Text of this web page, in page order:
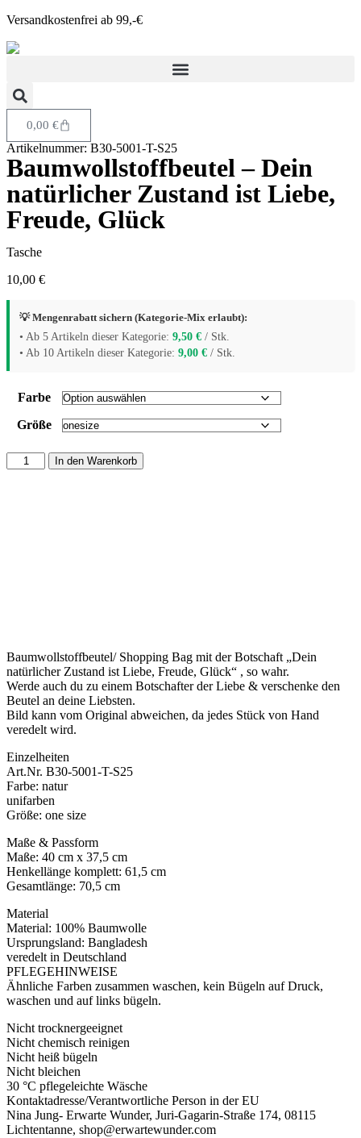
Versandkostenfrei ab 99,-€
0,00 €
Artikelnummer: B30-5001-T-S25
Baumwollstoffbeutel – Dein
natürlicher Zustand ist Liebe,
Freude, Glück
Tasche
10,00 €
💡 Mengenrabatt sichern (Kategorie-Mix erlaubt):
• Ab 5 Artikeln dieser Kategorie: 9,50 € / Stk.
• Ab 10 Artikeln dieser Kategorie: 9,00 € / Stk.
Farbe
Größe
In den Warenkorb
Baumwollstoffbeutel/ Shopping Bag mit der Botschaft „Dein
natürlicher Zustand ist Liebe, Freude, Glück“ , so wahr.
Werde auch du zu einem Botschafter der Liebe & verschenke den
Beutel an deine Liebsten.
Bild kann vom Original abweichen, da jedes Stück von Hand
veredelt wird.
Einzelheiten
Art.Nr. B30-5001-T-S25
Farbe: natur
unifarben
Größe: one size
Maße & Passform
Maße: 40 cm x 37,5 cm
Henkellänge komplett: 61,5 cm
Gesamtlänge: 70,5 cm
Material
Material: 100% Baumwolle
Ursprungsland: Bangladesh
veredelt in Deutschland
PFLEGEHINWEISE
Ähnliche Farben zusammen waschen, kein Bügeln auf Druck,
waschen und auf links bügeln.
Nicht trocknergeeignet
Nicht chemisch reinigen
Nicht heiß bügeln
Nicht bleichen
30 °C pflegeleichte Wäsche
Kontaktadresse/Verantwortliche Person in der EU
Nina Jung- Erwarte Wunder, Juri-Gagarin-Straße 174, 08115
Lichtentanne, shop@erwartewunder.com